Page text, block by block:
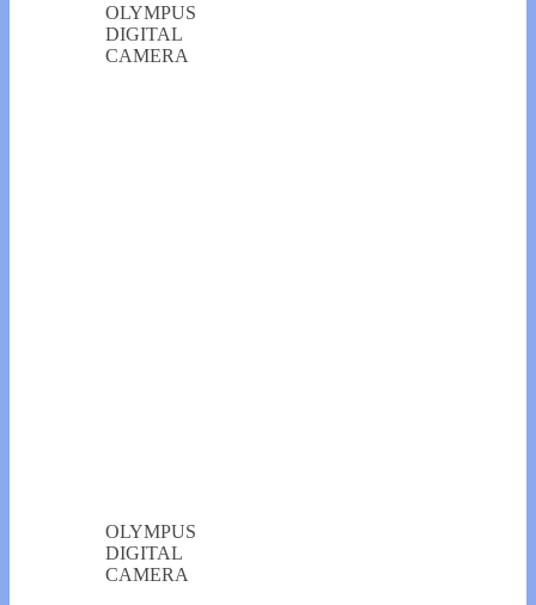
OLYMPUS
DIGITAL
CAMERA
OLYMPUS
DIGITAL
CAMERA